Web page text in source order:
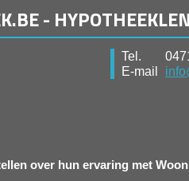
-
Tel.
E-mail
over hun ervaring met